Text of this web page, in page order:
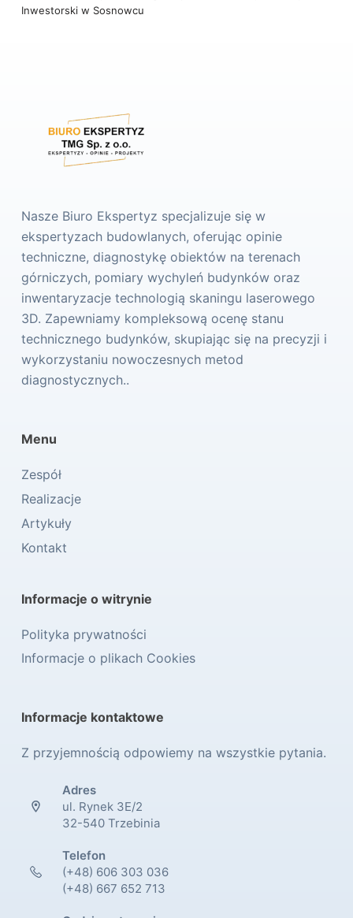
Inwestorski w Sosnowcu
Nasze Biuro Ekspertyz specjalizuje się w
ekspertyzach budowlanych, oferując opinie
techniczne, diagnostykę obiektów na terenach
górniczych, pomiary wychyleń budynków oraz
inwentaryzacje technologią skaningu laserowego
3D. Zapewniamy kompleksową ocenę stanu
technicznego budynków, skupiając się na precyzji i
wykorzystaniu nowoczesnych metod
diagnostycznych..
Menu
Zespół
Realizacje
Artykuły
Kontakt
Informacje o witrynie
Polityka prywatności
Informacje o plikach Cookies
Informacje kontaktowe
Z przyjemnością odpowiemy na wszystkie pytania.
Adres
ul. Rynek 3E/2
32-540 Trzebinia
Telefon
(+48) 606 303 036
(+48) 667 652 713